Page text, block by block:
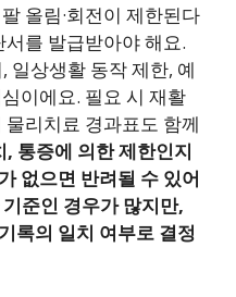
올림·회전이 제한된다
를 발급받아야 해요.
일상생활 동작 제한, 예
이에요. 필요 시 재활
리치료 경과표도 함께
, 통증에 의한 제한인지
없으면 반려될 수 있어
준인 경우가 많지만,
록의 일치 여부로 결정